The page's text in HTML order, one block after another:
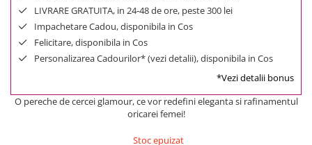
LIVRARE GRATUITA, in 24-48 de ore, peste 300 lei
Impachetare Cadou, disponibila in Cos
Felicitare, disponibila in Cos
Personalizarea Cadourilor* (vezi detalii), disponibila in Cos
*Vezi detalii bonus
O pereche de cercei glamour, ce vor redefini eleganta si rafinamentul
oricarei femei!
Stoc epuizat